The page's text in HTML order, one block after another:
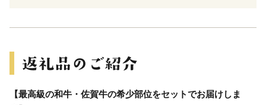
【最高級の和牛・佐賀牛の希少部位をセットでお届けしま